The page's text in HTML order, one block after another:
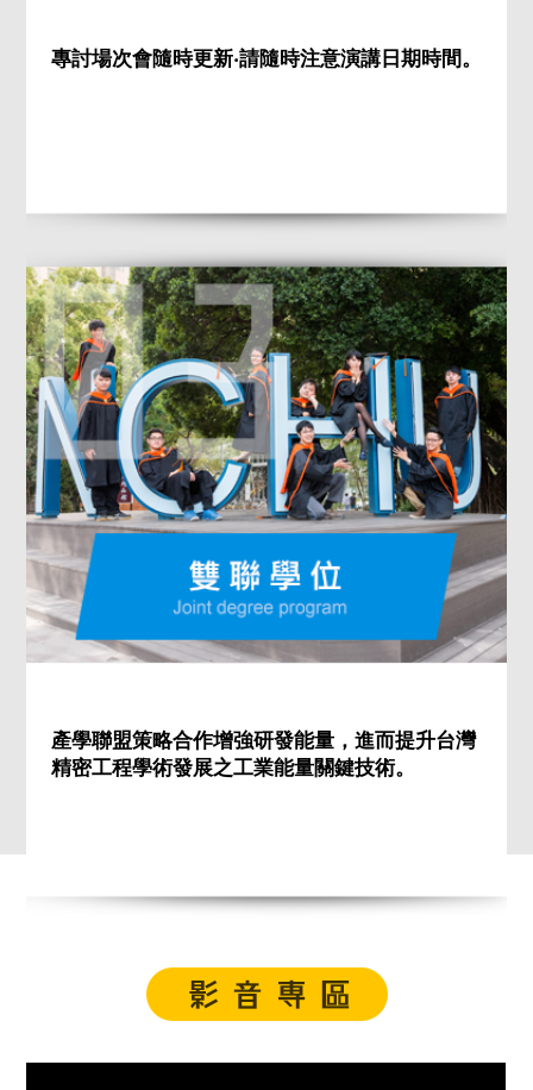
專討場次會隨時更新‧請隨時注意演講日期時間。
產學聯盟策略合作增強研發能量，進而提升台灣
精密工程學術發展之工業能量關鍵技術。